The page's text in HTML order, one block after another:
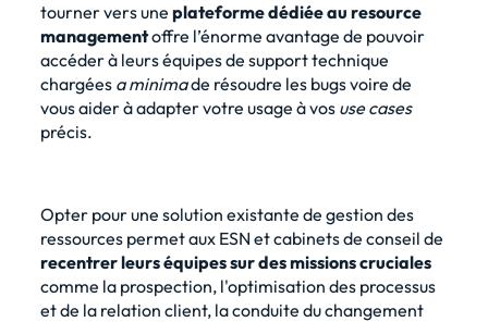
tourner vers une plateforme dédiée au resource
managementoffre l’énorme avantage de pouvoir
accéder à leurs équipes de support technique
chargées a minimade résoudre les bugs voire de
vous aider à adapter votre usage à vos use cases
précis.
Opter pour une solution existante de gestion des
ressources permet aux ESN et cabinets de conseil de
recentrer leurs équipes sur des missions cruciales
comme la prospection, l'optimisation des processus
et de la relation client, la conduite du changement